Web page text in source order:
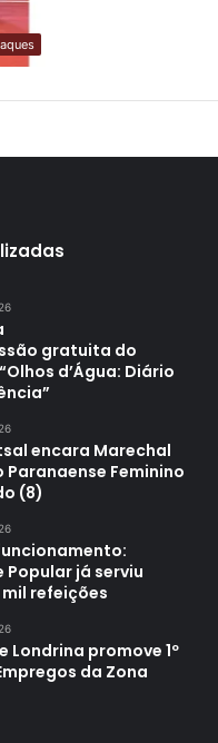
gratuita do
d’Água: Diário
encara Marechal
Paranaense Feminino
(8)
Popular já serviu
mil refeições
Londrina promove 1º
da Zona